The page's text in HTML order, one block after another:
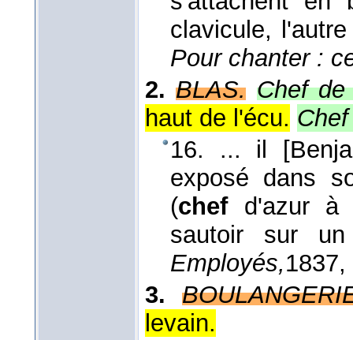
clavicule,
Pour chanter :
2. BLAS. Chef de
haut de l'écu.
16. ... il
exposé dans
(chefd'azur à
sautoir sur
Employés,1837,
3.
levain.